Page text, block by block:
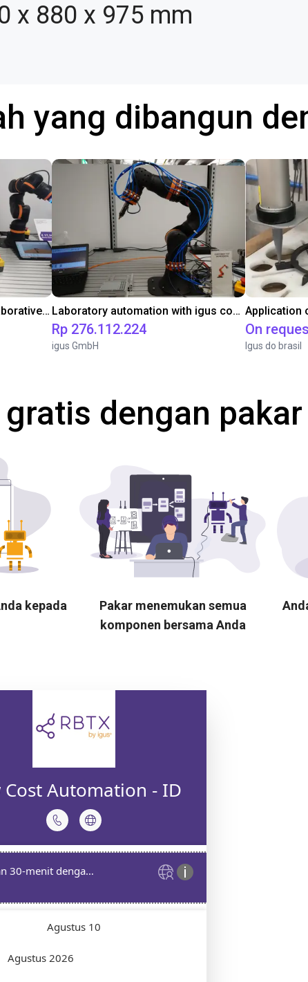
x 880 x 975 mm
yang dibangun
Gluing application with collaborative robot Laboratory automation with igus cobot ReBeL 6DOF
Rp 276.112.224
igus GmbH
Application
On
Igus do brasil
dengan
kepada
Pakar menemukan semua
komponen bersama Anda